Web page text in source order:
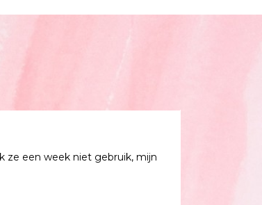
ze een week niet gebruik, mijn